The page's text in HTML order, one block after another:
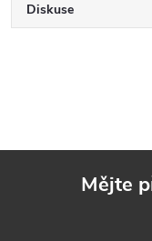
Diskuse
Mějte